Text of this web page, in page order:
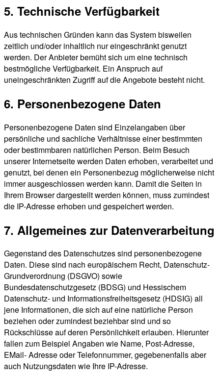
5. Technische Verfügbarkeit
Aus technischen Gründen kann das System bisweilen
zeitlich und/oder inhaltlich nur eingeschränkt genutzt
werden. Der Anbieter bemüht sich um eine technisch
bestmögliche Verfügbarkeit. Ein Anspruch auf
uneingeschränkten Zugriff auf die Angebote besteht nicht.
6. Personenbezogene Daten
Personenbezogene Daten sind Einzelangaben über
persönliche und sachliche Verhältnisse einer bestimmten
oder bestimmbaren natürlichen Person. Beim Besuch
unserer Internetseite werden Daten erhoben, verarbeitet und
genutzt, bei denen ein Personenbezug möglicherweise nicht
immer ausgeschlossen werden kann. Damit die Seiten in
Ihrem Browser dargestellt werden können, muss zumindest
die IP-Adresse erhoben und gespeichert werden.
7. Allgemeines zur Datenverarbeitung
Gegenstand des Datenschutzes sind personenbezogene
Daten. Diese sind nach europäischem Recht, Datenschutz-
Grundverordnung (DSGVO) sowie
Bundesdatenschutzgesetz (BDSG) und Hessischem
Datenschutz- und Informationsfreiheitsgesetz (HDSIG) all
jene Informationen, die sich auf eine natürliche Person
beziehen oder zumindest beziehbar sind und so
Rückschlüsse auf deren Persönlichkeit erlauben. Hierunter
fallen zum Beispiel Angaben wie Name, Post-Adresse,
EMail- Adresse oder Telefonnummer, gegebenenfalls aber
auch Nutzungsdaten wie Ihre IP-Adresse.